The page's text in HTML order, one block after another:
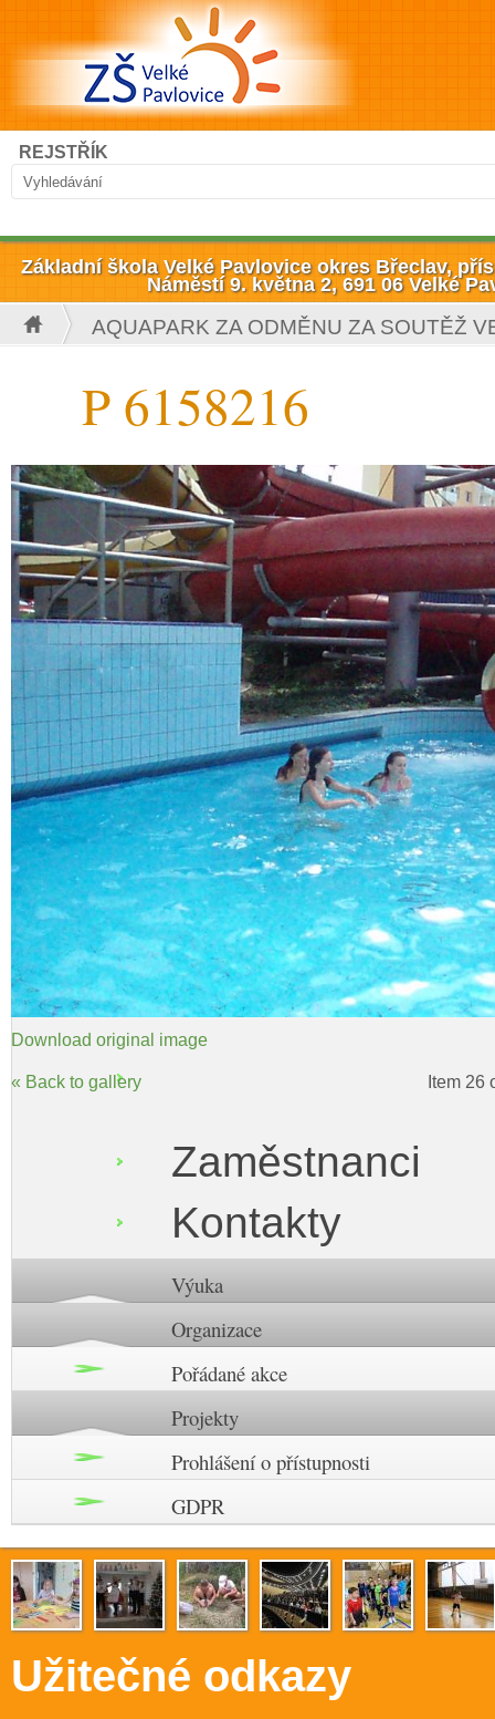
Přejít k hlavnímu obsahu
Vyhledávání
Hledat
REJSTŘÍK
Základní škola Velké Pavlovice okres Břeclav,
Náměstí 9. května 2, 691 06 Velké
Jste zde
AQUAPARK ZA ODMĚNU ZA SOUTĚŽ
P 6158216
Download original image
« Back to gallery Item 26
Zaměstnanci
Kontakty
Výuka
Organizace
Pořádané akce
Projekty
Prohlášení o přístupnosti
GDPR
Užitečné odkazy